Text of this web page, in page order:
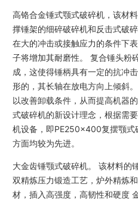
高铬合金锤式颚式破碎机，该材
撑锤架的细碎破碎机和反击式破
在大的冲击或接触应力的条件下
子将增加其耐磨性。 复合锤头粉
成，这使得锤柄具有一定的抗冲
形的，其长轴在放电方向上倾斜
以改善卸载条件，从而提高机器
式破碎机的新设计理念，根据需
机设备，即PE250x400复摆颚式
方面均较为先进。
大金齿锤颚式破碎机。 该材料的
双精炼压力锻造工艺，炉外精炼
材，插入高强度，高韧性和硬度